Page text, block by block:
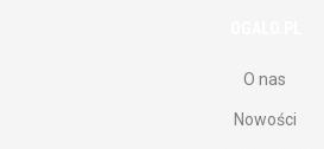
O nas
Nowości